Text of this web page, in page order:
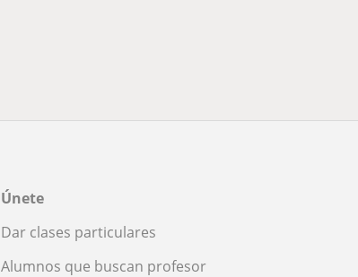
Únete
Dar clases particulares
Alumnos que buscan profesor